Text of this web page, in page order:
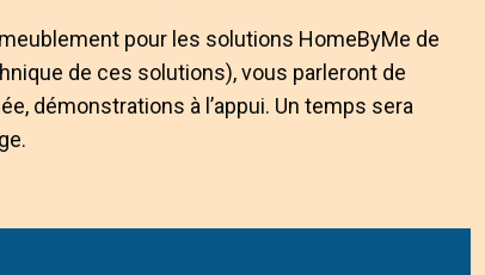
pour les solutions HomeByMe de
de ces solutions), vous parleront de
démonstrations à l’appui. Un temps sera